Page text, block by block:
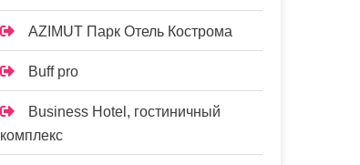
AZIMUT Парк Отель Кострома
Buff pro
Business Hotel, гостиничный
комплекс